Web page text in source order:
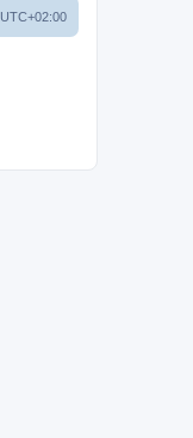
UTC+02:00